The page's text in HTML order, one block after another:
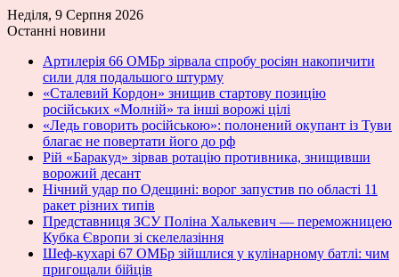
Неділя, 9 Серпня 2026
Останні новини
Артилерія 66 ОМБр зірвала спробу росіян накопичити
сили для подальшого штурму
«Сталевий Кордон» знищив стартову позицію
російських «Молній» та інші ворожі цілі
«Ледь говорить російською»: полонений окупант із Туви
благає не повертати його до рф
Рій «Баракуд» зірвав ротацію противника, знищивши
ворожий десант
Нічний удар по Одещині: ворог запустив по області 11
ракет різних типів
Представниця ЗСУ Поліна Халькевич — переможницею
Кубка Європи зі скелелазіння
Шеф-кухарі 67 ОМБр зійшлися у кулінарному батлі: чим
пригощали бійців